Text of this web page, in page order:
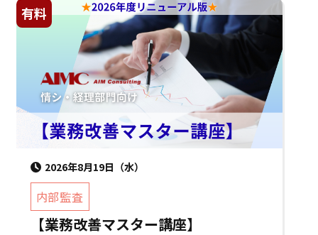
有料
2026年8月19日（水）
内部監査
【業務改善マスター講座】